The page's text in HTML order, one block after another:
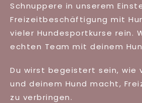
Schnuppere in unserem
Freizeitbeschäftigung mit
vieler Hundesportkurse rein.
echten Team mit deinem
Du wirst begeistert sein, wie
und deinem Hund macht,
zu verbringen.